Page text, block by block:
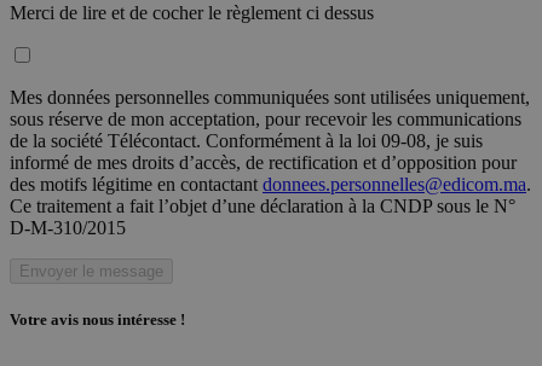
Merci de lire et de cocher le règlement ci dessus
Mes données personnelles communiquées sont utilisées uniquement,
sous réserve de mon acceptation, pour recevoir les communications
de la société Télécontact. Conformément à la loi 09-08, je suis
informé de mes droits d’accès, de rectification et d’opposition pour
des motifs légitime en contactant donnees.personnelles@edicom.ma.
Ce traitement a fait l’objet d’une déclaration à la CNDP sous le N°
D-M-310/2015
Envoyer le message
Votre avis nous intéresse !